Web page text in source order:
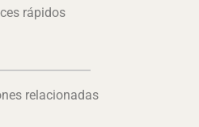
rápidos
relacionadas